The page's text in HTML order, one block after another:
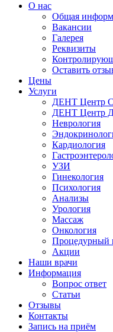
О нас
Общая
Вакансии
Галерея
Реквизиты
Оставить
Цены
Услуги
ДЕНТ Центр
ДЕНТ Центр
Неврология
Кардиология
УЗИ
Гинекология
Психология
Анализы
Урология
Массаж
Онкология
Процедурный
Акции
Наши врачи
Информация
Вопрос ответ
Статьи
Отзывы
Контакты
Запись на приём